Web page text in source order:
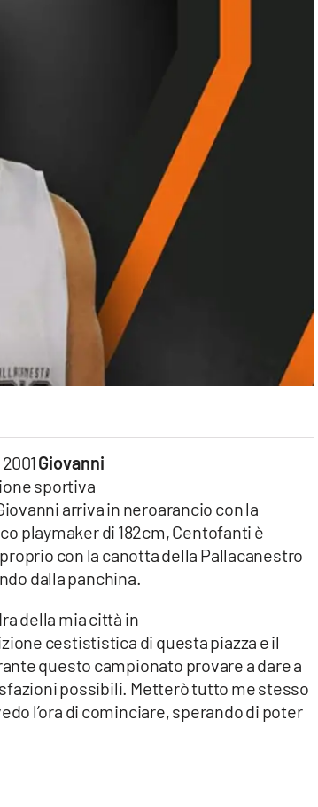
Giovanni
sportiva
arriva in neroarancio con la
playmaker di 182cm, Centofanti è
con la canotta della Pallacanestro
dalla panchina.
della mia città in
cestististica di questa piazza e il
questo campionato provare a dare a
possibili. Metterò tutto me stesso
l’ora di cominciare, sperando di poter